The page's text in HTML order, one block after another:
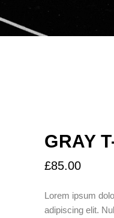
GRAY
£85.00
Lorem ipsum
adipiscing elit.